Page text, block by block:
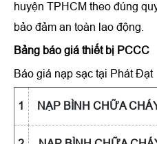
huyện TPHCM theo đúng
bảo đảm an toàn lao động.
Bảng báo giá thiết bị PCCC
Báo giá nạp sạc tại Phát Đạt
1 NẠP BÌNH CHỮA